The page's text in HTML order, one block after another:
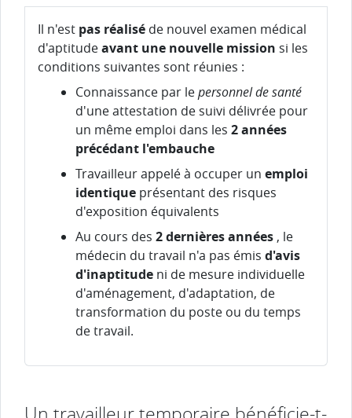
Il n'est pas réalisé de nouvel examen médical
d'aptitudeavant une nouvelle mission si les
conditions suivantes sont réunies :
Connaissance par lepersonnel de santé
d'une attestation de suivi délivrée pour
un même emploi dans les 2 années
précédant l'embauche
Travailleur appelé à occuper un emploi
identique présentant des risques
d'exposition équivalents
Au cours des 2 dernières années , le
médecin du travail n'a pas émis d'avis
d'inaptitude ni de mesure individuelle
d'aménagement, d'adaptation, de
transformation du poste ou du temps
de travail.